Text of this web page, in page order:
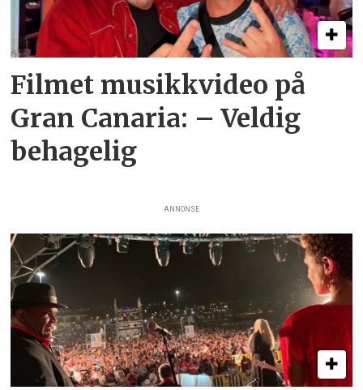
Filmet musikkvideo på
Gran Canaria: – Veldig
behagelig
ANNONSE